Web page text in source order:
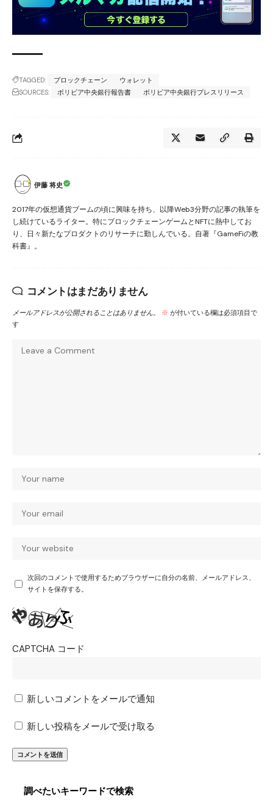
TAGGED: ブロックチェーン
ウォレット
SOURCES:
ボリビア中央銀行報告書 ボリビア中央銀行プレスリリース
伊藤 将史
2017年の仮想通貨ブームの頃に興味を持ち、以降Web3分野の記事の執筆を
し続けているライター。特にブロックチェーンゲームとNFTに熱中してお
り、日々新たなプロダクトのリサーチに勤しんでいる。自著『GameFiの教
科書』。
コメントはまだありません
メールアドレスが公開されることはありません。 ※ が付いている欄は必須項目で
す
次回のコメントで使用するためブラウザーに自分の名前、メールアドレス、
サイトを保存する。
CAPTCHA コード
新しいコメントをメールで通知
新しい投稿をメールで受け取る
調べたいキーワードで検索